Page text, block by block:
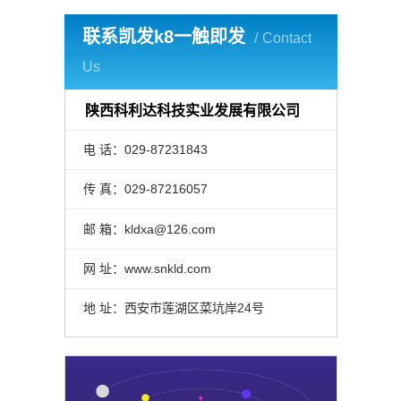
联系凯发k8一触即发
Contact
Us
陕西科利达科技实业发展有限公司
电 话：029-87231843
传 真：029-87216057
邮 箱： kldxa@126.com
网 址：www.snkld.com
地 址：西安市莲湖区菜坑岸24号